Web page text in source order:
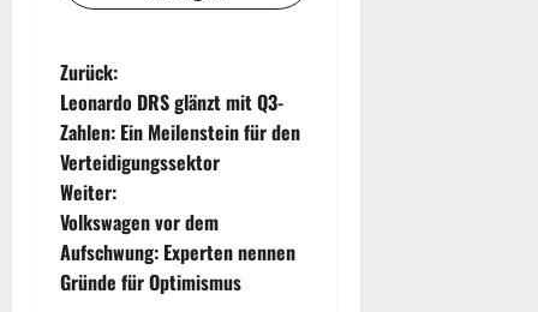
B
e
i
t
r
Zurück:
Leonardo DRS glänzt mit Q3-
Zahlen: Ein Meilenstein für den
Verteidigungssektor
Weiter:
Volkswagen vor dem
Aufschwung: Experten nennen
Gründe für Optimismus